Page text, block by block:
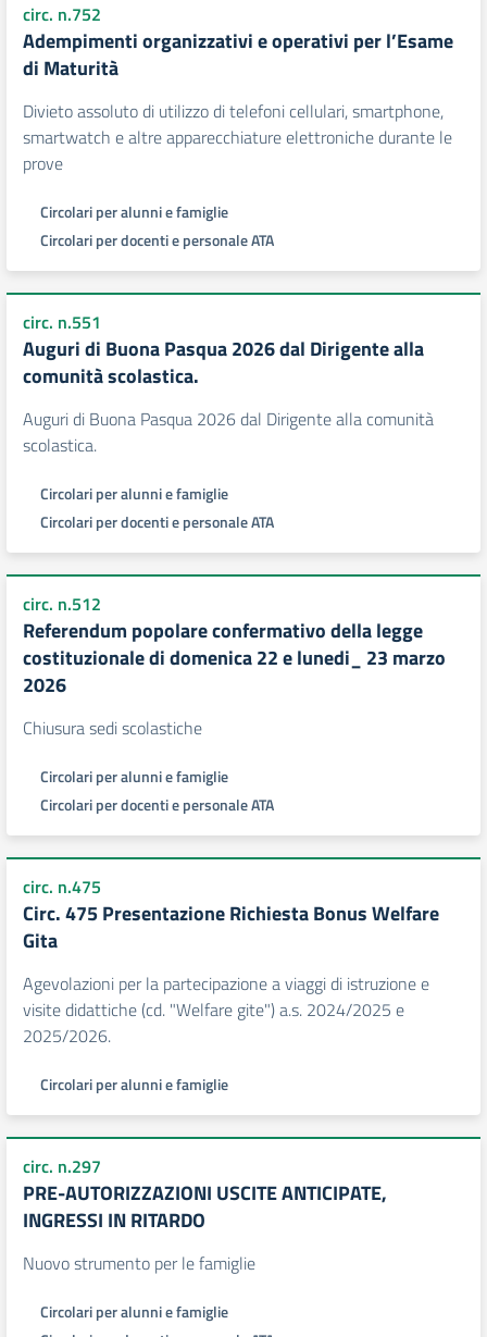
circ. n.752
Adempimenti organizzativi e operativi per l’Esame
di Maturità
Divieto assoluto di utilizzo di telefoni cellulari, smartphone,
smartwatch e altre apparecchiature elettroniche durante le
prove
Circolari per alunni e famiglie
Circolari per docenti e personale ATA
circ. n.551
Auguri di Buona Pasqua 2026 dal Dirigente alla
comunità scolastica.
Auguri di Buona Pasqua 2026 dal Dirigente alla comunità
scolastica.
Circolari per alunni e famiglie
Circolari per docenti e personale ATA
circ. n.512
Referendum popolare confermativo della legge
costituzionale di domenica 22 e lunedi_ 23 marzo
2026
Chiusura sedi scolastiche
Circolari per alunni e famiglie
Circolari per docenti e personale ATA
circ. n.475
Circ. 475 Presentazione Richiesta Bonus Welfare
Gita
Agevolazioni per la partecipazione a viaggi di istruzione e
visite didattiche (cd. "Welfare gite") a.s. 2024/2025 e
2025/2026.
Circolari per alunni e famiglie
circ. n.297
PRE-AUTORIZZAZIONI USCITE ANTICIPATE,
INGRESSI IN RITARDO
Nuovo strumento per le famiglie
Circolari per alunni e famiglie